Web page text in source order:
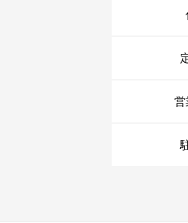
営